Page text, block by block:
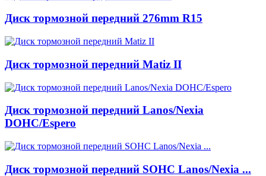
Диск тормозной передний 276mm R15
Диск тормозной передний Matiz II
Диск тормозной передний Lanos/Nexia
DOHC/Espero
Диск тормозной передний SOHC Lanos/Nexia ...